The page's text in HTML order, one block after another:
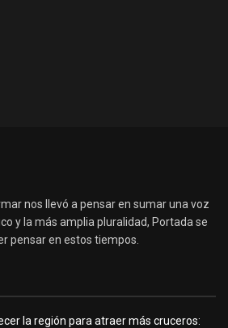
nos llevó a pensar en sumar una voz
y la más amplia pluralidad, Portada se
pensar en estos tiempos.
la región para atraer más cruceros: